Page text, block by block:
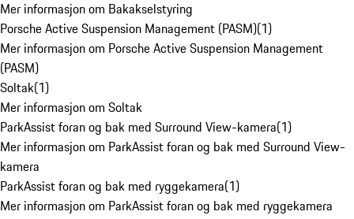
Mer informasjon om Bakakselstyring
Porsche Active Suspension Management (PASM)(1)
Mer informasjon om Porsche Active Suspension Management
(PASM)
Soltak(1)
Mer informasjon om Soltak
ParkAssist foran og bak med Surround View-kamera(1)
Mer informasjon om ParkAssist foran og bak med Surround View-
kamera
ParkAssist foran og bak med ryggekamera(1)
Mer informasjon om ParkAssist foran og bak med ryggekamera